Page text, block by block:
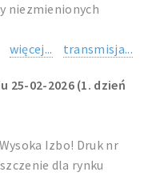
niezmienionych
więcej...
transmisja...
25-02-2026 (1. dzień
Izbo! Druk nr
dla rynku